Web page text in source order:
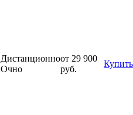
Дистанционно
Очно
от 29 900
руб.
Купить